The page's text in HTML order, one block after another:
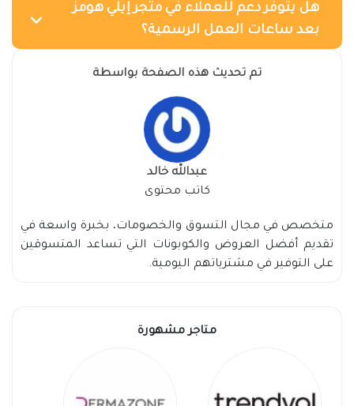
هل يتوفر دعم للعملاء في متجر إيلي هومز
بعد ساعات العمل الرسمية؟
تم تحديث هذه الصفحة بواسطة
عبدالله خالد
كاتب محتوى
متخصص في مجال التسوق والخصومات، بخبرة واسعة في
تقديم أفضل العروض والكوبونات التي تساعد المتسوقين
على التوفير في مشترياتهم اليومية.
متاجر مشهورة